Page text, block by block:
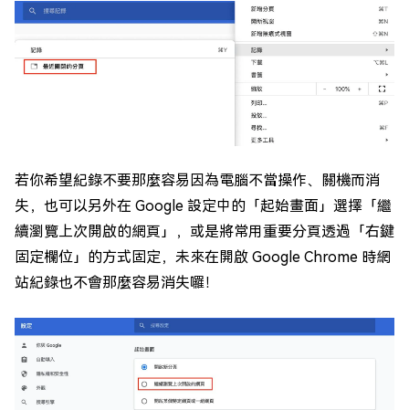
若你希望紀錄不要那麼容易因為電腦不當操作、關機而消
失，也可以另外在 Google 設定中的「起始畫面」選擇「繼
續瀏覽上次開啟的網頁」，或是將常用重要分頁透過「右鍵
固定欄位」的方式固定，未來在開啟 Google Chrome 時網
站紀錄也不會那麼容易消失囉！